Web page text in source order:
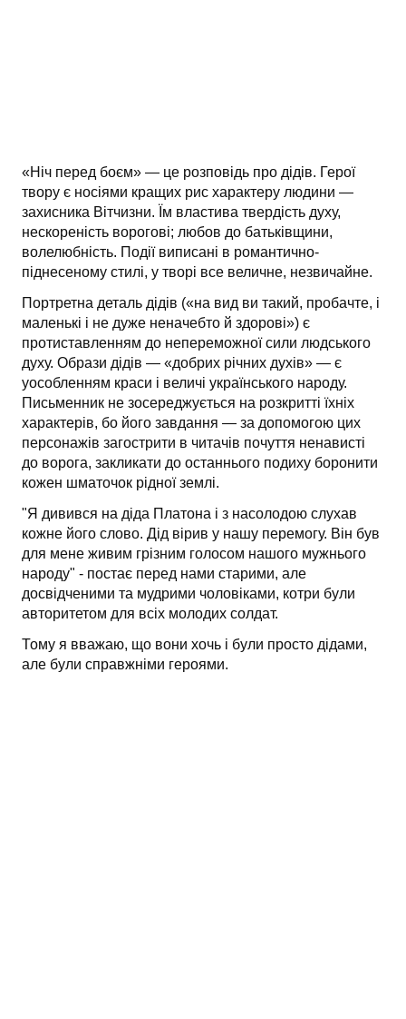
«Ніч перед боєм» — це розповідь про дідів. Герої
твору є носіями кращих рис характеру людини —
захисника Вітчизни. Їм властива твердість духу,
нескореність ворогові; любов до батьківщини,
волелюбність. Події виписані в романтично-
піднесеному стилі, у творі все величне, незвичайне.
Портретна деталь дідів («на вид ви такий, пробачте, і
маленькі і не дуже неначебто й здорові») є
протиставленням до непереможної сили людського
духу. Образи дідів — «добрих річних духів» — є
уособленням краси і величі українського народу.
Письменник не зосереджується на розкритті їхніх
характерів, бо його завдання — за допомогою цих
персонажів загострити в читачів почуття ненависті
до ворога, закликати до останнього подиху боронити
кожен шматочок рідної землі.
"Я дивився на діда Платона і з насолодою слухав
кожне його слово. Дід вірив у нашу перемогу. Він був
для мене живим грізним голосом нашого мужнього
народу" - постає перед нами старими, але
досвідченими та мудрими чоловіками, котри були
авторитетом для всіх молодих солдат.
Тому я вважаю, що вони хочь і були просто дідами,
але були справжніми героями.